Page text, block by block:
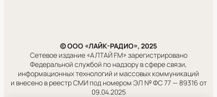
© ООО «ЛАЙК-РАДИО», 2025
Сетевое издание «АЛТАЙ FM» зарегистрировано
Федеральной службой по надзору в сфере связи,
информационных технологий и массовых коммуникаций
и внесено в реестр СМИ под номером ЭЛ № ФС 77 — 89316 от
09.04.2025